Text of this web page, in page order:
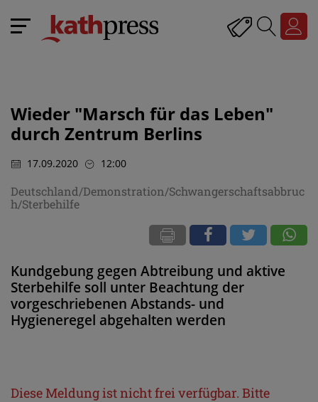
Wieder "Marsch für das Leben"
durch Zentrum Berlins
17.09.2020 12:00
Deutschland/Demonstration/Schwangerschaftsabbruc
h/Sterbehilfe
Kundgebung gegen Abtreibung und aktive
Sterbehilfe soll unter Beachtung der
vorgeschriebenen Abstands- und
Hygieneregel abgehalten werden
Diese Meldung ist nicht frei verfügbar. Bitte